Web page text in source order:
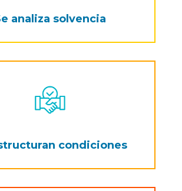
analiza solvencia
condiciones